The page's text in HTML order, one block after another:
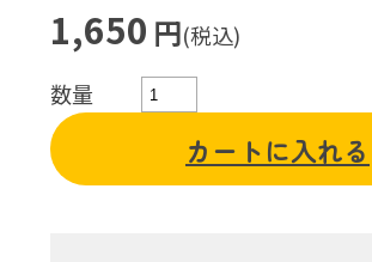
1,650 円(税込)
数量
カートに入れる